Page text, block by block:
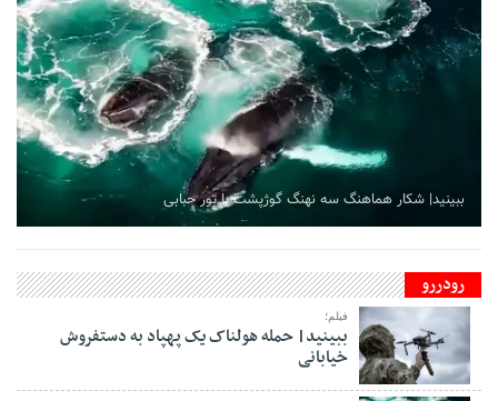
ببینید| شکار هماهنگ سه نهنگ گوژپشت با تور حبابی
رودررو
فیلم؛
ببینید| حمله هولناک یک پهپاد به دستفروش
خیابانی